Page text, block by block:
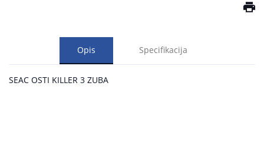
Opis Specifikacija
SEAC OSTI KILLER 3 ZUBA